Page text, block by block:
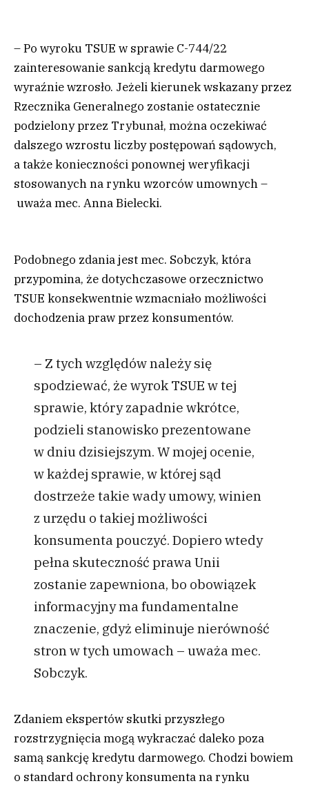
– Po wyroku TSUE w sprawie C-744/22
zainteresowanie sankcją kredytu darmowego
wyraźnie wzrosło. Jeżeli kierunek wskazany przez
Rzecznika Generalnego zostanie ostatecznie
podzielony przez Trybunał, można oczekiwać
dalszego wzrostu liczby postępowań sądowych,
a także konieczności ponownej weryfikacji
stosowanych na rynku wzorców umownych –
uważa mec. Anna Bielecki.
Podobnego zdania jest mec. Sobczyk, która
przypomina, że dotychczasowe orzecznictwo
TSUE konsekwentnie wzmacniało możliwości
dochodzenia praw przez konsumentów.
– Z tych względów należy się
spodziewać, że wyrok TSUE w tej
sprawie, który zapadnie wkrótce,
podzieli stanowisko prezentowane
w dniu dzisiejszym. W mojej ocenie,
w każdej sprawie, w której sąd
dostrzeże takie wady umowy, winien
z urzędu o takiej możliwości
konsumenta pouczyć. Dopiero wtedy
pełna skuteczność prawa Unii
zostanie zapewniona, bo obowiązek
informacyjny ma fundamentalne
znaczenie, gdyż eliminuje nierówność
stron w tych umowach – uważa mec.
Sobczyk.
Zdaniem ekspertów skutki przyszłego
rozstrzygnięcia mogą wykraczać daleko poza
samą sankcję kredytu darmowego. Chodzi bowiem
o standard ochrony konsumenta na rynku